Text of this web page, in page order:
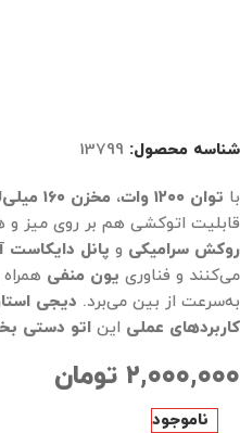
شناسه محصول: 13799
با توان ۱۲۰۰ وات، مخزن ۱۶۰
قابلیت اتوکشی هم بر روی میز و
روکش سرامیکی و پانل دایکاست
می‌کنند و فناوری یون منفی همراه
به‌سرعت از بین می‌برد. دیجی
کاربردهای عملی این اتو دستی
۲,۰۰۰,۰۰۰ تومان
ناموجود